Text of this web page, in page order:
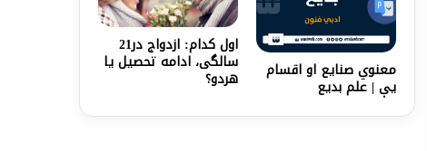
معنوي صنایع او اقسام
یې | علم بدیع
اول کدام: ازدواج در21
سالگی، ادامه تحصیل یا
هردو؟